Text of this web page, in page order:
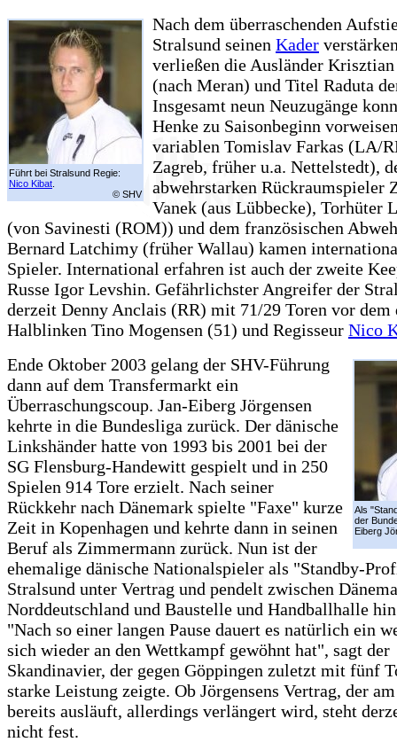
Führt bei Stralsund Regie:
Nico Kibat
© SHV
Nach dem überraschenden
Stralsund seinen Kader
verließen die Ausländer
(nach Meran) und Titel Raduta
Insgesamt neun Neuzugänge
Henke zu Saisonbeginn
variablen Tomislav Farkas (LA/
Zagreb, früher u.a. Nettelstedt),
abwehrstarken Rückraumspieler
Vanek (aus Lübbecke), Torhüter
(von Savinesti (ROM)) und dem französischen
Bernard Latchimy (früher Wallau) kamen
Spieler. International erfahren ist auch der zweite
Russe Igor Levshin. Gefährlichster Angreifer der
derzeit Denny Anclais (RR) mit 71/29 Toren vor dem
Halblinken Tino Mogensen (51) und Regisseur Nico
Als
der
Eiberg
Ende Oktober 2003 gelang der SHV-Führung
dann auf dem Transfermarkt ein
Überraschungscoup. Jan-Eiberg Jörgensen
kehrte in die Bundesliga zurück. Der dänische
Linkshänder hatte von 1993 bis 2001 bei der
SG Flensburg-Handewitt gespielt und in 250
Spielen 914 Tore erzielt. Nach seiner
Rückkehr nach Dänemark spielte "Faxe" kurze
Zeit in Kopenhagen und kehrte dann in seinen
Beruf als Zimmermann zurück. Nun ist der
ehemalige dänische Nationalspieler als "Standby-
Stralsund unter Vertrag und pendelt zwischen
Norddeutschland und Baustelle und Handballhalle
"Nach so einer langen Pause dauert es natürlich ein
sich wieder an den Wettkampf gewöhnt hat", sagt der
Skandinavier, der gegen Göppingen zuletzt mit fünf
starke Leistung zeigte. Ob Jörgensens Vertrag, der
bereits ausläuft, allerdings verlängert wird, steht
nicht fest.